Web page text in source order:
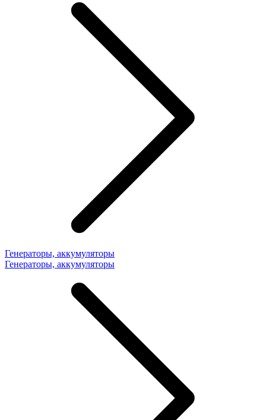
Генераторы, аккумуляторы
Генераторы, аккумуляторы